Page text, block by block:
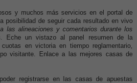
y muchos más servicios en el portal de
posibilidad de seguir cada resultado en vivo
las alineaciones y comentarios durante los
Eche un vistazo al panel resumen de la
en victoria en tiempo reglamentario,
visitante. Enlace a las mejores casas de
registrarse en las casas de apuestas